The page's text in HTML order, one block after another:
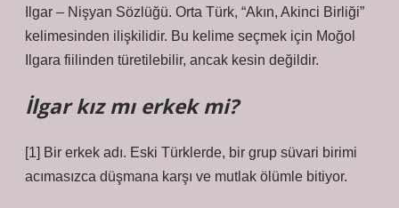
Ilgar – Nişyan Sözlüğü. Orta Türk, “Akın, Akinci Birliği”
kelimesinden ilişkilidir. Bu kelime seçmek için Moğol
Ilgara fiilinden türetilebilir, ancak kesin değildir.
İlgar kız mı erkek mi?
[1] Bir erkek adı. Eski Türklerde, bir grup süvari birimi
acımasızca düşmana karşı ve mutlak ölümle bitiyor.